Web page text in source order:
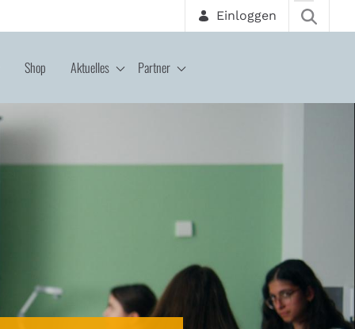
Einloggen
Shop Aktuelles Partner